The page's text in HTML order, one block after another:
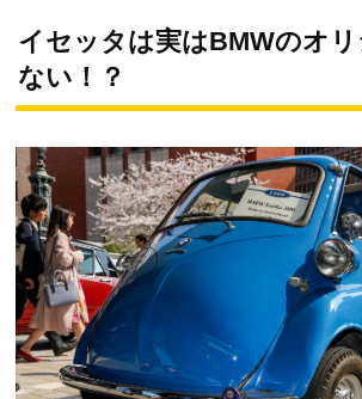
イセッタは実はBMWのオ
ない！？